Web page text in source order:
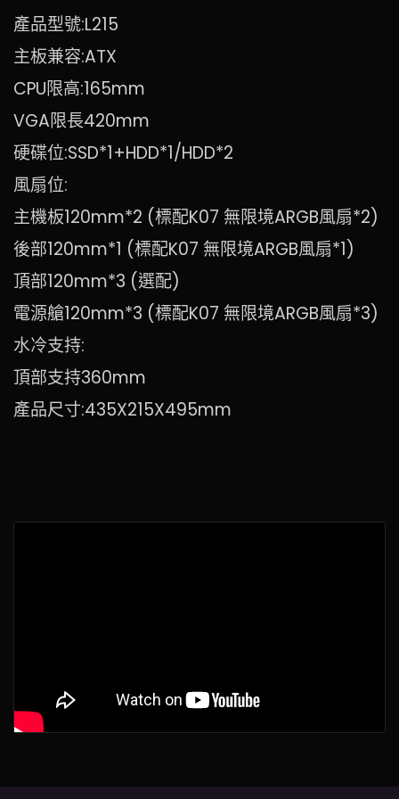
產品型號:L215
主板兼容:ATX
CPU限高:165mm
VGA限長420mm
硬碟位:SSD*1+HDD*1/HDD*2
風扇位:
主機板120mm*2 (標配K07 無限境ARGB風扇*2)
後部120mm*1 (標配K07 無限境ARGB風扇*1)
頂部120mm*3 (選配)
電源艙120mm*3 (標配K07 無限境ARGB風扇*3)
水冷支持:
頂部支持360mm
產品尺寸:435X215X495mm